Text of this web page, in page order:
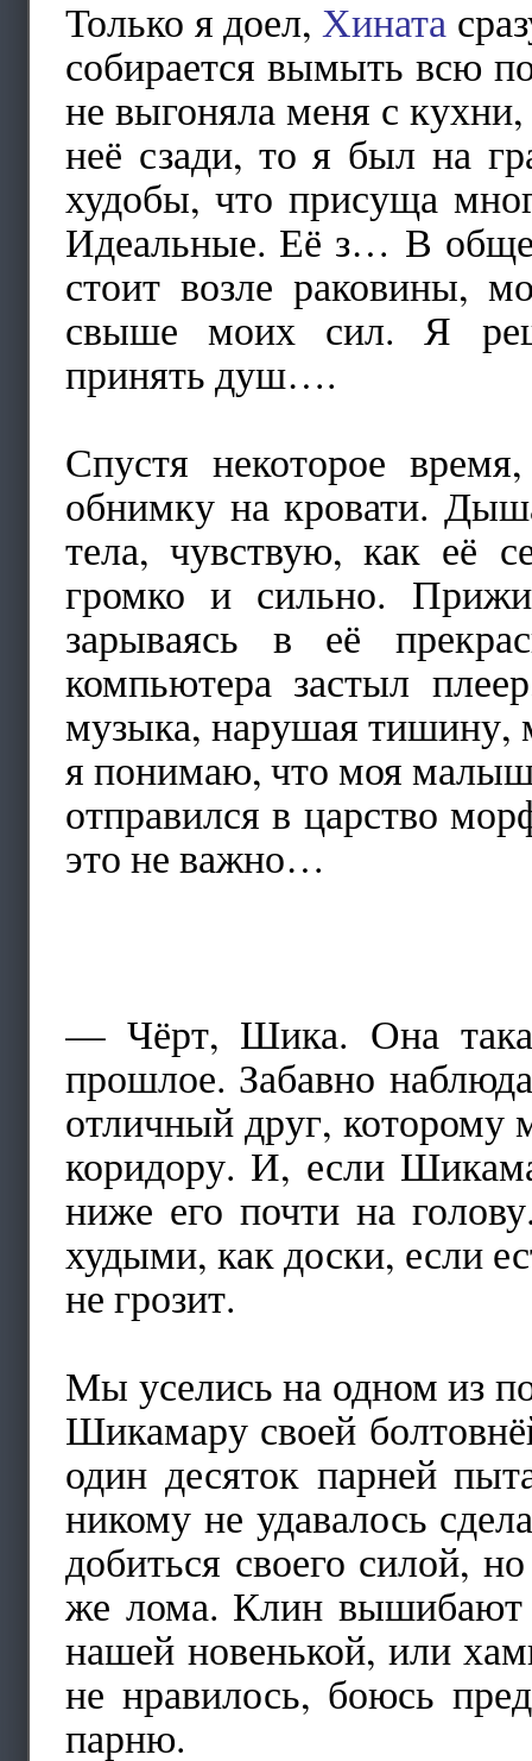
Только я доел, Хината
собирается вымыть всю
не выгоняла меня с
неё сзади, то я был на
худобы, что присуща
Идеальные. Её з… В
стоит возле раковины,
свыше моих сил. Я
принять душ….
Спустя некоторое
обнимку на кровати.
тела, чувствую, как её
громко и сильно.
зарываясь в её
компьютера застыл
музыка, нарушая тишину,
я понимаю, что моя
отправился в царство
это не важно…
— Чёрт, Шика. Она
прошлое. Забавно
отличный друг,
коридору. И, если
ниже его почти на
худыми, как доски, если
не грозит.
Мы уселись на одном из
Шикамару своей
один десяток парней
никому не удавалось
добиться своего силой,
же лома. Клин вышибают
нашей новенькой, или
не нравилось, боюсь
парню.